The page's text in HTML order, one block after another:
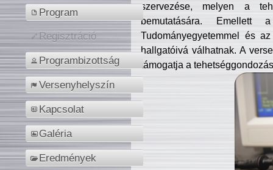
Program
Regisztráció
Programbizottság
Versenyhelyszín
Kapcsolat
Galéria
Eredmények
szervezése, melyen a
bemutatására. Emellett
Tudományegyetemmel és
hallgatóivá válhatnak. A
támogatja a